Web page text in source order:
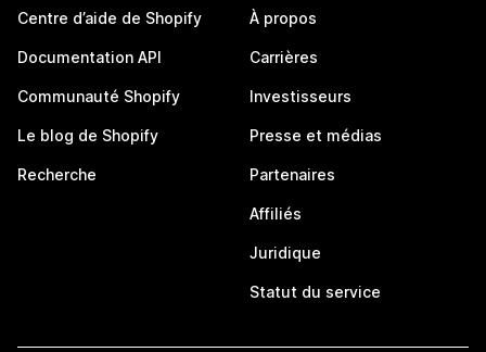
Centre d’aide de Shopify
Documentation API
Communauté Shopify
Le blog de Shopify
Recherche
À propos
Carrières
Investisseurs
Presse et médias
Partenaires
Affiliés
Juridique
Statut du service